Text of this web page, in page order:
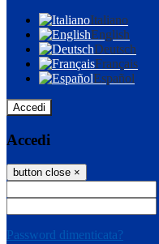
Italiano
English
Deutsch
Français
Español
Accedi
Accedi
button close ×
Password dimenticata?